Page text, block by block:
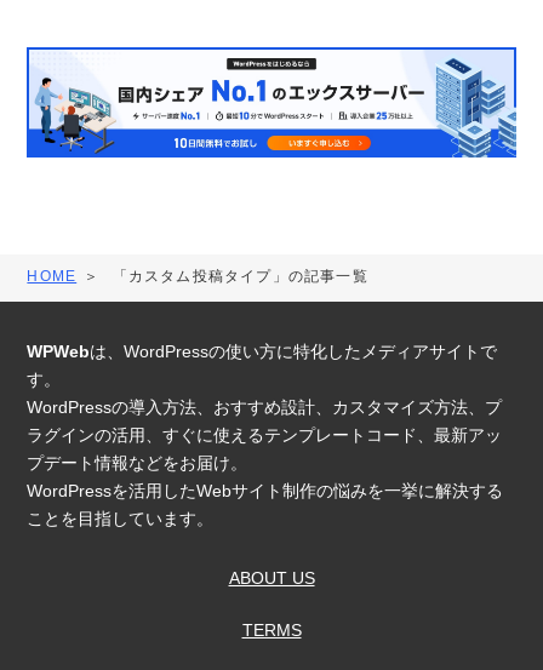
HOME 「カスタム投稿タイプ」の記事一覧
WPWebは、WordPressの使い方に特化したメディアサイトで
す。
WordPressの導入方法、おすすめ設計、カスタマイズ方法、プ
ラグインの活用、すぐに使えるテンプレートコード、最新アッ
プデート情報などをお届け。
WordPressを活用したWebサイト制作の悩みを一挙に解決する
ことを目指しています。
ABOUT US
TERMS